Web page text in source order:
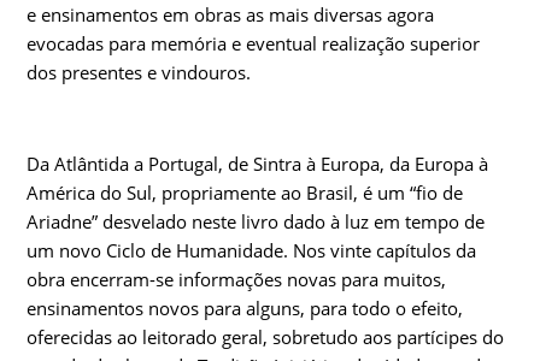
e ensinamentos em obras as mais diversas agora
evocadas para memória e eventual realização superior
dos presentes e vindouros.
Da Atlântida a Portugal, de Sintra à Europa, da Europa à
América do Sul, propriamente ao Brasil, é um “fio de
Ariadne” desvelado neste livro dado à luz em tempo de
um novo Ciclo de Humanidade. Nos vinte capítulos da
obra encerram-se informações novas para muitos,
ensinamentos novos para alguns, para todo o efeito,
oferecidas ao leitorado geral, sobretudo aos partícipes do